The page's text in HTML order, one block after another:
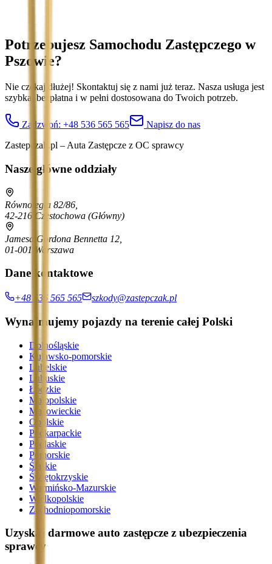
Potrzebujesz Samochodu Zastępczego w
Pszowie?
Nie czekaj dłużej! Skontaktuj się z nami już teraz. Nasza usługa jest
szybka, bezpłatna i w pełni dostosowana do Twoich potrzeb.
Zadzwoń: +48 536 565 565
Napisz do nas
Zastepczak.pl – Auta Zastępcze z OC sprawcy
Nasze główne oddziały
Równoległa 82/86,
42-216 Częstochowa (Główny)
Jamesa Gordona Bennetta 12,
01-001 Warszawa
Dane kontaktowe
+48 536 565 565 szkody@zastepczak.pl
Wynajmujemy pojazdy na terenie całej Polski
Dolnośląskie
Kujawsko-pomorskie
Lubelskie
Lubuskie
Łódzkie
Małopolskie
Mazowieckie
Opolskie
Podkarpackie
Podlaskie
Pomorskie
Śląskie
Świętokrzyskie
Warmińsko-Mazurskie
Wielkopolskie
Zachodniopomorskie
Uzyskaj darmowe auto zastępcze z ubezpieczenia
sprawcy